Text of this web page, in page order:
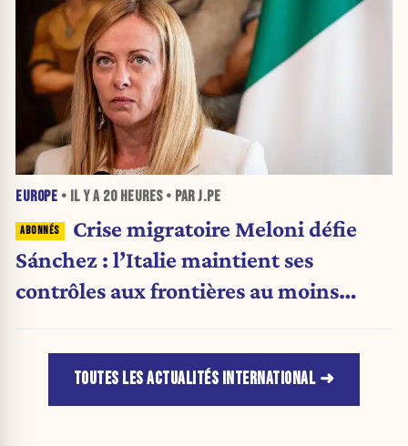
EUROPE • IL Y A 20 HEURES• PAR J.PE
Crise migratoire Meloni défie
Sánchez : l’Italie maintient ses
contrôles aux frontières au moins
TOUTES LES ACTUALITÉS INTERNATIONAL